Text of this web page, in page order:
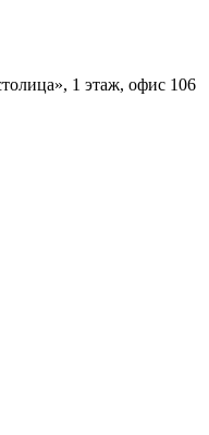
1 этаж, офис 106